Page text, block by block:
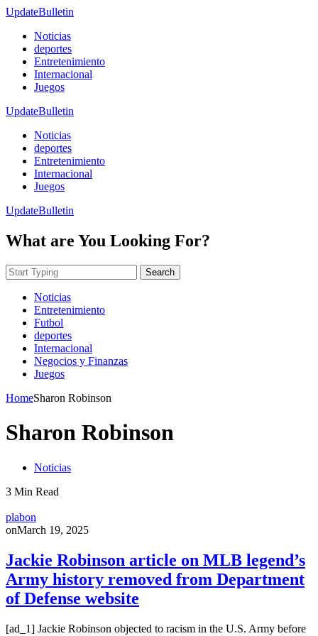
UpdateBulletin
Noticias
deportes
Entretenimiento
Internacional
Juegos
UpdateBulletin
Noticias
deportes
Entretenimiento
Internacional
Juegos
UpdateBulletin
What are You Looking For?
Search
Noticias
Entretenimiento
Futbol
deportes
Internacional
Negocios y Finanzas
Juegos
HomeSharon Robinson
Sharon Robinson
Noticias
3 Min Read
plabon
onMarch 19, 2025
Jackie Robinson article on MLB legend’s
Army history removed from Department
of Defense website
[ad_1] Jackie Robinson objected to racism in the U.S. Army before